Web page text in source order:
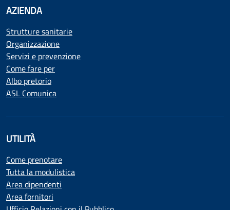
AZIENDA
Strutture sanitarie
Organizzazione
Servizi e prevenzione
Come fare per
Albo pretorio
ASL Comunica
UTILITÀ
Come prenotare
Tutta la modulistica
Area dipendenti
Area fornitori